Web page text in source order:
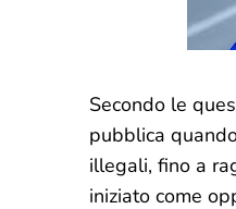
Secondo le
pubblica
illegali, fino a
iniziato come